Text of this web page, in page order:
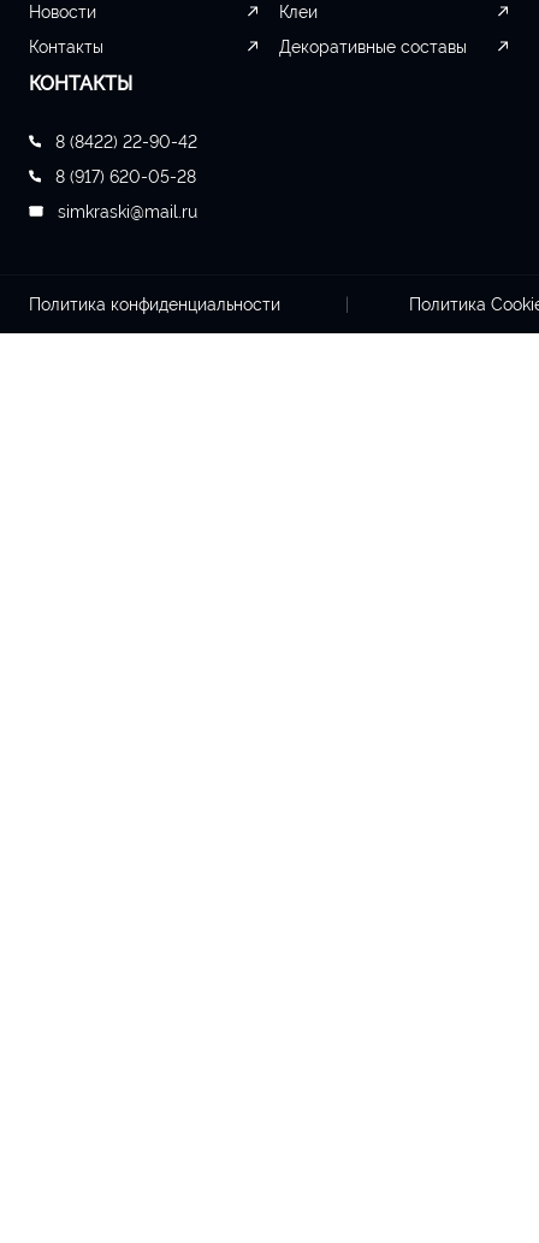
Новости
Контакты
Клеи
Декоративные составы
КОНТАКТЫ
8 (8422) 22-90-42
8 (917) 620-05-28
simkraski@mail.ru
Политика конфиденциальности Политика